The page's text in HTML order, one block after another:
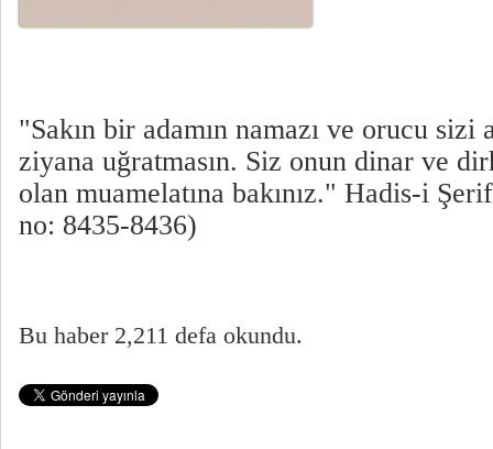
"Sakın bir adamın namazı ve orucu sizi
ziyana uğratmasın. Siz onun dinar ve
olan muamelatına bakınız." Hadis-i
no: 8435-8436)
Bu haber 2,211 defa okundu.